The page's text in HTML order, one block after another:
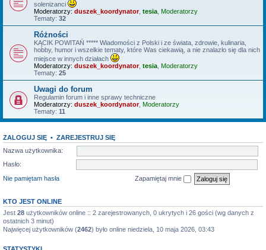
solenizanci
Moderatorzy: duszek_koordynator, tesia Moderatorzy
Tematy: 32
Różności
KĄCIK POWITAŃ ***** Wiadomości z Polski i ze świata, zdrowie, kulinaria,
hobby, humor i wszelkie tematy, które Was ciekawią, a nie znalazło się dla nich
miejsce w innych działach
Moderatorzy: duszek_koordynator, tesia Moderatorzy
Tematy: 25
Uwagi do forum
Regulamin forum i inne sprawy techniczne
Moderatorzy: duszek_koordynator, Moderatorzy
Tematy: 11
ZALOGUJ SIĘ • ZAREJESTRUJ SIĘ
Nazwa użytkownika:
Hasło:
Nie pamiętam hasła
Zapamiętaj mnie
KTO JEST ONLINE
Jest 28 użytkowników online :: 2 zarejestrowanych, 0 ukrytych i 26 gości (wg danych z
ostatnich 3 minut)
Najwięcej użytkowników (2462) było online niedziela, 10 maja 2026, 03:43
STATYSTYKI